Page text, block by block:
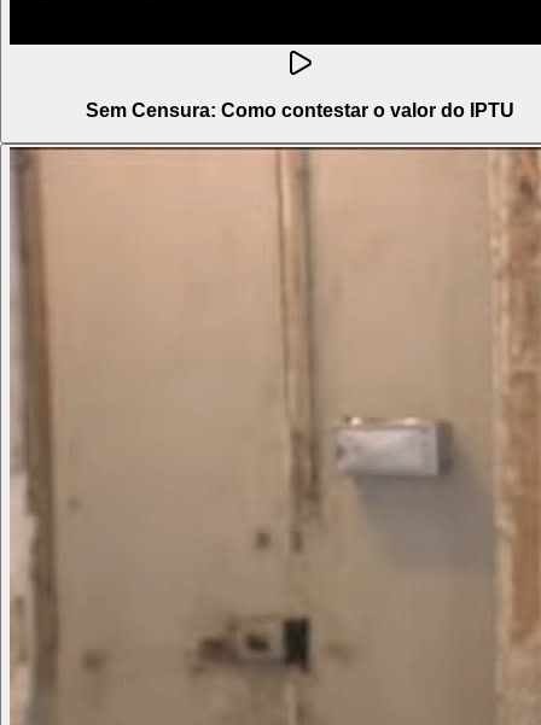
Sem Censura: Como contestar o valor do IPTU